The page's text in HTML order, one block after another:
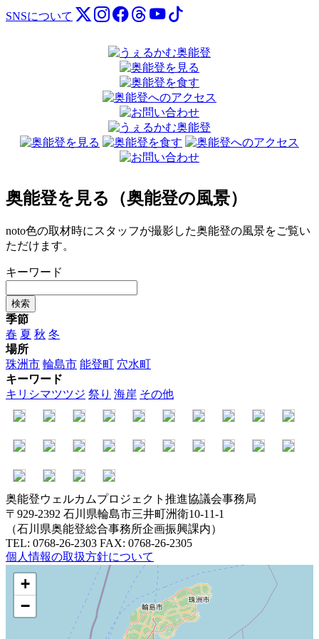
SNSについて
奥能登を見る（奥能登の風景）
noto色の取材時にスタッフが撮影した奥能登の風景をご覧い
ただけます。
キーワード
検索
季節
春 夏 秋 冬
場所
珠洲市 輪島市 能登町 穴水町
キーワード
キリシマツツジ 祭り 海岸 その他
奥能登ウェルカムプロジェクト推進協議会事務局
〒929-2392 石川県輪島市三井町洲衛10-11-1
（石川県奥能登総合事務所企画振興課内）
TEL: 0768-26-2303 FAX: 0768-26-2305
個人情報の取扱方針について
+
−